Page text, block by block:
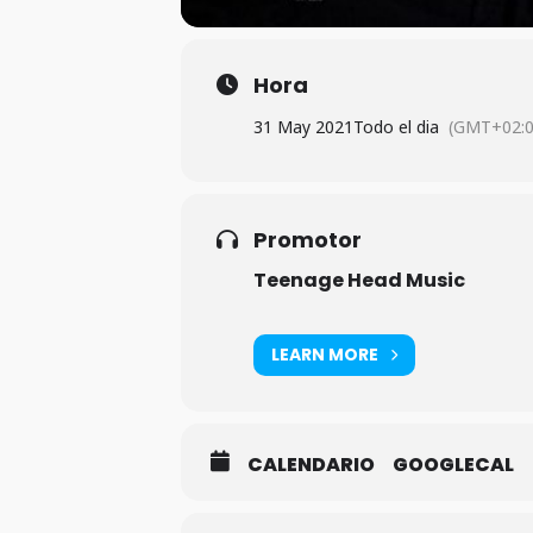
Hora
31 May 2021 Todo el dia
Promotor
Teenage Head Music
LEARN MORE
CALENDARIO GOOGLECAL